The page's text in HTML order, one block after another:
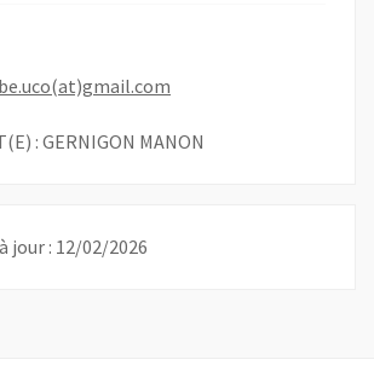
: GERNIGON MANON
jour : 12/02/2026